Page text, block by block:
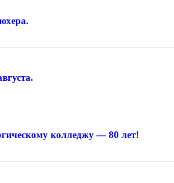
колледжу — 80 лет!